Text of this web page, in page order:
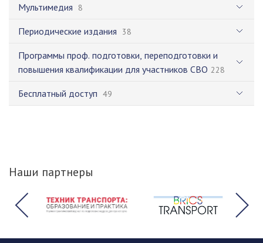
Мультимедия 8
Периодические издания 38
Программы проф. подготовки, переподготовки и
повышения квалификации для участников СВО 228
Бесплатный доступ 49
Наши партнеры